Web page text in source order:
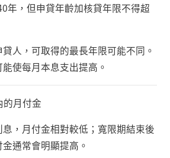
年，但申貸年齡加核貸年限不得超
人，可取得的最長年限可能不同。
使每月本息支出提高。
的月付金
，月付金相對較低；寬限期結束後
通常會明顯提高。